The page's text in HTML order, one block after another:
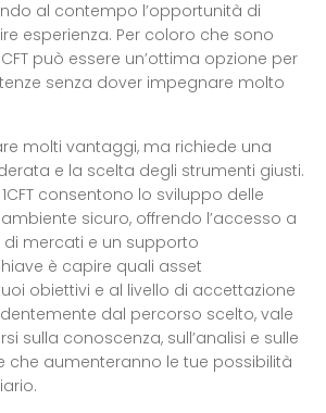
al contempo l’opportunità di
esperienza. Per coloro che sono
può essere un’ottima opzione per
senza dover impegnare molto
molti vantaggi, ma richiede una
e la scelta degli strumenti giusti.
consentono lo sviluppo delle
sicuro, offrendo l’accesso a
mercati e un supporto
è capire quali asset
obiettivi e al livello di accettazione
dal percorso scelto, vale
sulla conoscenza, sull’analisi e sulle
che aumenteranno le tue possibilità